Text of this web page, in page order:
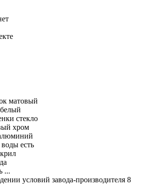
матовый
белый
стекло
хром
воды есть
...
условий завода-производителя 8